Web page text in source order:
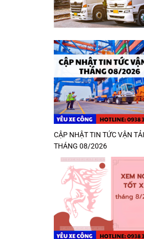
CẬP NHẬT TIN TỨC VẬN TẢI
THÁNG 08/2026